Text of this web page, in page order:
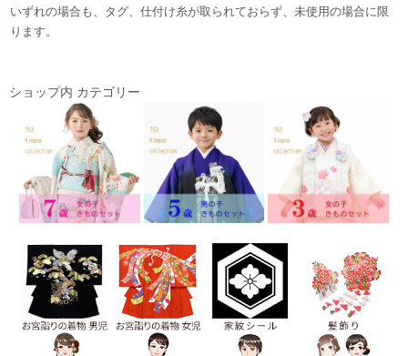
いずれの場合も、タグ、仕付け糸が取られておらず、未使用の場合に限
ります。
ショップ内 カテゴリー